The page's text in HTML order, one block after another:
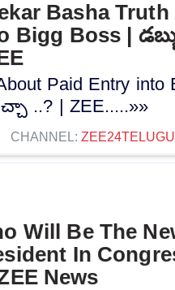
Basha
Bigg Boss |
Paid Entry into
..? | ZEE.....»»
CHANNEL:
Will Be The
In
News